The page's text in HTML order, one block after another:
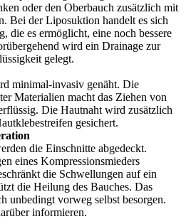
oder den Oberbauch zusätzlich mit
Bei der Liposuktion handelt es sich
die es ermöglicht, eine noch bessere
wird ein Drainage zur
gelegt.
minimal-invasiv genäht. Die
Materialien macht das Ziehen von
Die Hautnaht wird zusätzlich
gesichert.
die Einschnitte abgedeckt.
eines Kompressionsmieders
die Schwellungen auf ein
die Heilung des Bauches. Das
unbedingt vorweg selbst besorgen.
informieren.